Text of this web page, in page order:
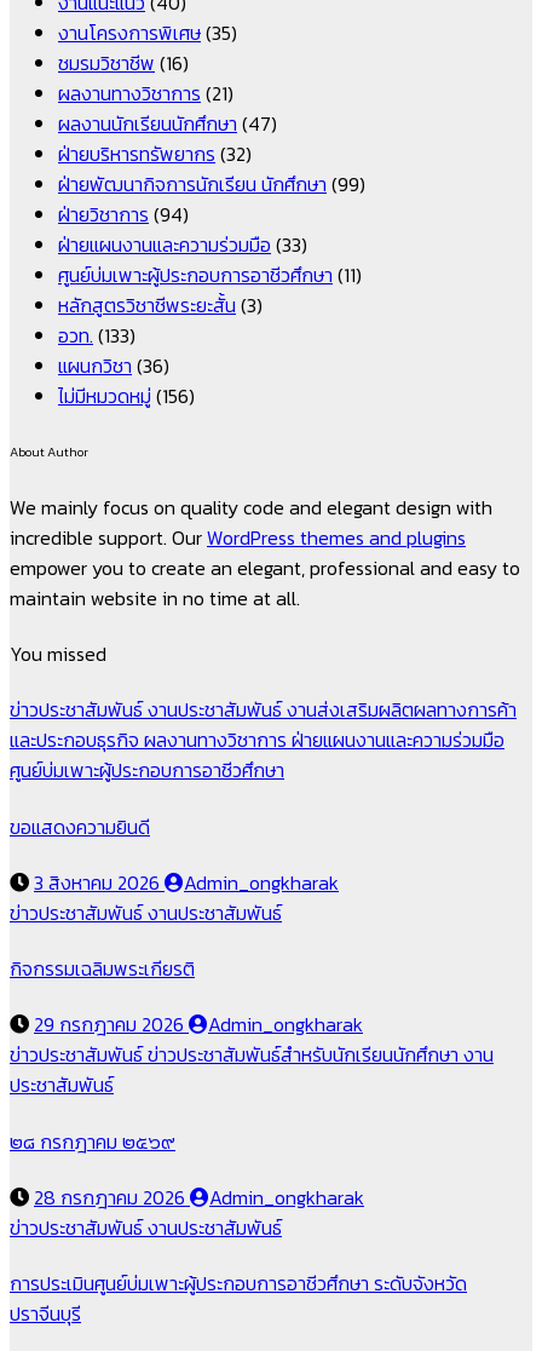
งานโครงการพิเศษ(35)
ชมรมวิชาชีพ (16)
ผลงานทางวิชาการ (21)
ผลงานนักเรียนนักศึกษา (47)
ฝ่ายบริหารทรัพยากร (32)
ฝ่ายพัฒนากิจการนักเรียน นักศึกษา (99)
ฝ่ายวิชาการ (94)
ฝ่ายแผนงานและความร่วมมือ (33)
ศูนย์บ่มเพาะผู้ประกอบการอาชีวศึกษา (11)
หลักสูตรวิชาชีพระยะสั้น (3)
อวท. (133)
แผนกวิชา (36)
ไม่มีหมวดหมู่ (156)
About Author
We mainly focus on quality code and elegant design with
incredible support. OurWordPress themes and plugins
empower you to create an elegant, professional and easy to
maintain website in no time at all.
You missed
ข่าวประชาสัมพันธ์งานประชาสัมพันธ์งานส่งเสริมผลิตผลทางการค้า
และประกอบธุรกิจ ผลงานทางวิชาการ ฝ่ายแผนงานและความร่วมมือ
ศูนย์บ่มเพาะผู้ประกอบการอาชีวศึกษา
ขอแสดงความยินดี
3 สิงหาคม 2026
Admin_ongkharak
ข่าวประชาสัมพันธ์งานประชาสัมพันธ์
กิจกรรมเฉลิมพระเกียรติ
29 กรกฎาคม 2026
Admin_ongkharak
ข่าวประชาสัมพันธ์ข่าวประชาสัมพันธ์สำหรับนักเรียนนักศึกษา งาน
ประชาสัมพันธ์
๒๘ กรกฎาคม ๒๕๖๙
28 กรกฎาคม 2026
Admin_ongkharak
ข่าวประชาสัมพันธ์งานประชาสัมพันธ์
การประเมินศูนย์บ่มเพาะผู้ประกอบการอาชีวศึกษา ระดับจังหวัด
ปราจีนบุรี